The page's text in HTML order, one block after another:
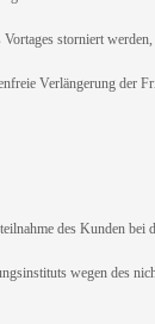
storniert werden,
Verlängerung der
des Kunden bei
wegen des